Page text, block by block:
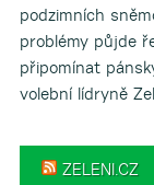
podzimních
problémy půjde
připomínat
volební lídryně
ZELENI.CZ